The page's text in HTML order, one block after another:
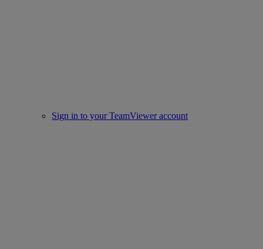
Sign in to your TeamViewer account